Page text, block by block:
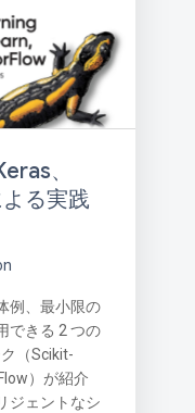
、
る実践
例、最小限の
できる 2 つの
（Scikit-
）が紹介
ジェントなシ